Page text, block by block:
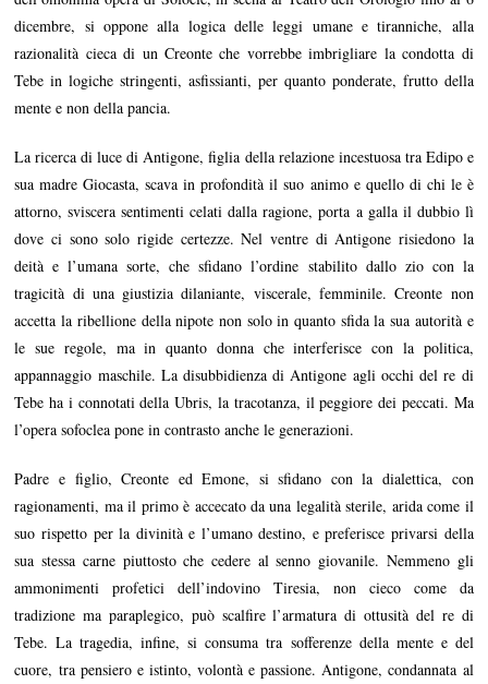
dicembre, si oppone alla logica delle leggi umane e tiranniche, alla
razionalità cieca di un Creonte che vorrebbe imbrigliare la condotta di
Tebe in logiche stringenti, asfissianti, per quanto ponderate, frutto della
mente e non della pancia.
La ricerca di luce di Antigone, figlia della relazione incestuosa tra Edipo e
sua madre Giocasta, scava in profondità il suo animo e quello di chi le è
attorno, sviscera sentimenti celati dalla ragione, porta a galla il dubbio lì
dove ci sono solo rigide certezze. Nel ventre di Antigone risiedono la
deità e l’umana sorte, che sfidano l’ordine stabilito dallo zio con la
tragicità di una giustizia dilaniante, viscerale, femminile. Creonte non
accetta la ribellione della nipote non solo in quanto sfida la sua autorità e
le sue regole, ma in quanto donna che interferisce con la politica,
appannaggio maschile. La disubbidienza di Antigone agli occhi del re di
Tebe ha i connotati della Ubris, la tracotanza, il peggiore dei peccati. Ma
l’opera sofoclea pone in contrasto anche le generazioni.
Padre e figlio, Creonte ed Emone, si sfidano con la dialettica, con
ragionamenti, ma il primo è accecato da una legalità sterile, arida come il
suo rispetto per la divinità e l’umano destino, e preferisce privarsi della
sua stessa carne piuttosto che cedere al senno giovanile. Nemmeno gli
ammonimenti profetici dell’indovino Tiresia, non cieco come da
tradizione ma paraplegico, può scalfire l’armatura di ottusità del re di
Tebe. La tragedia, infine, si consuma tra sofferenze della mente e del
cuore, tra pensiero e istinto, volontà e passione. Antigone, condannata al